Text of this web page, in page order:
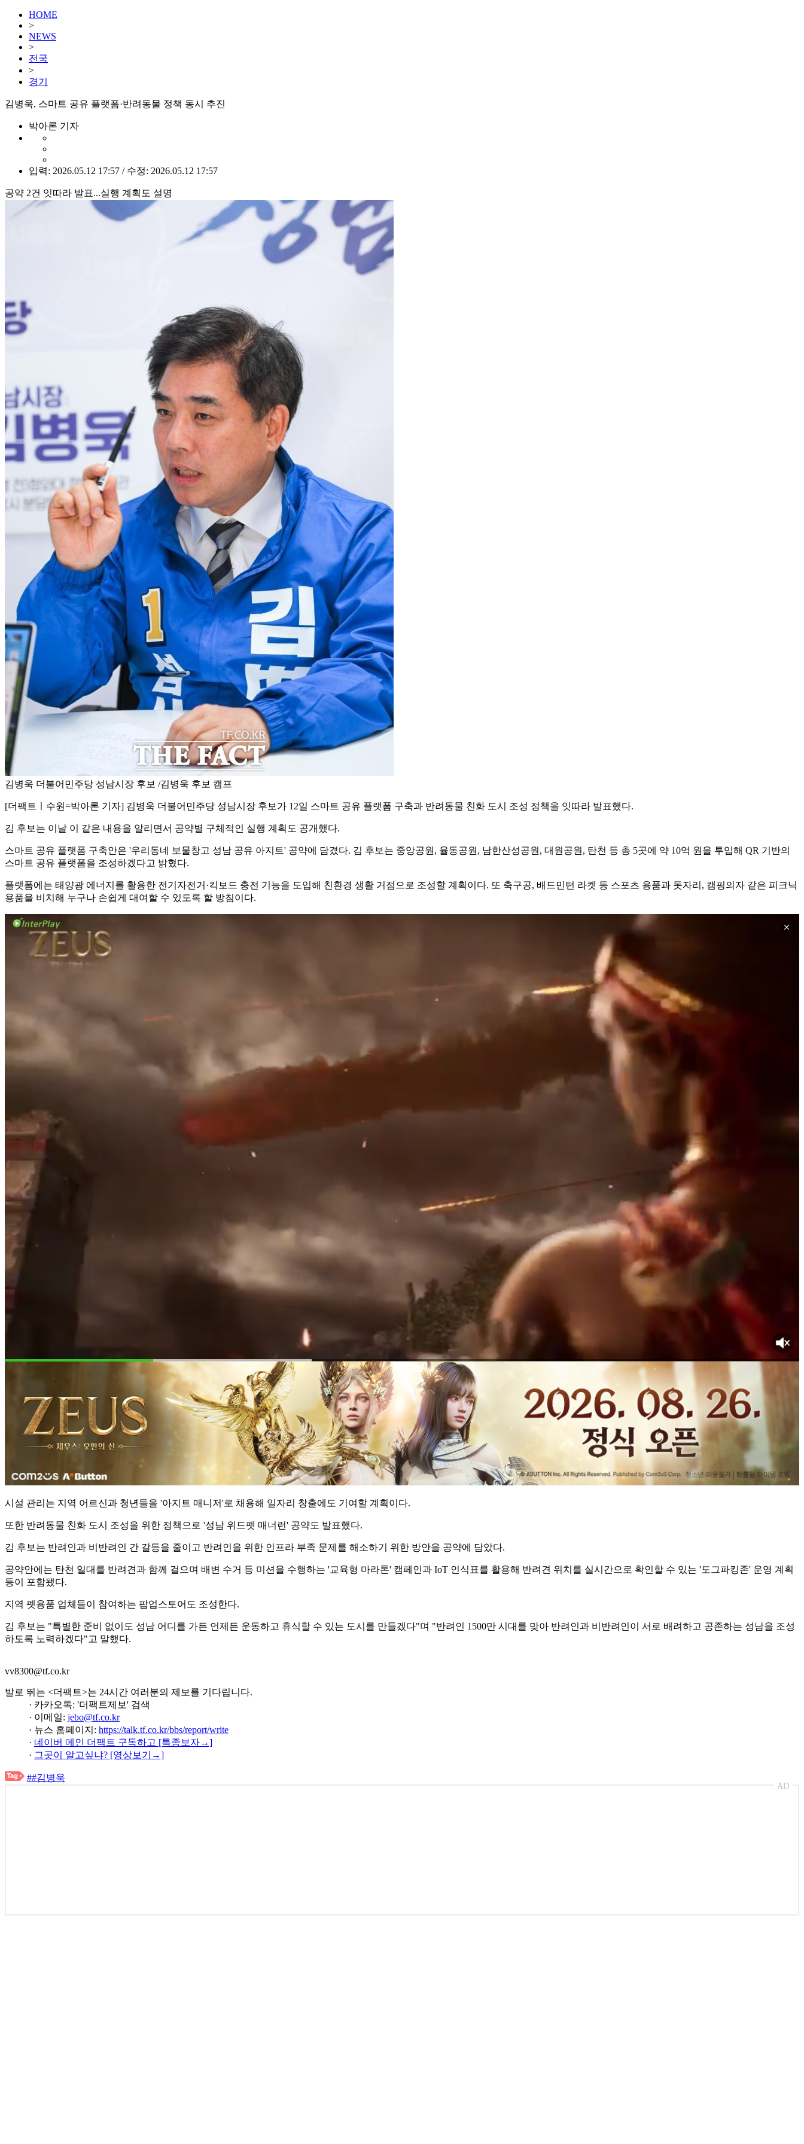
HOME
>
NEWS
>
전국
>
경기
김병욱, 스마트 공유 플랫폼·반려동물 정책 동시 추진
박아론 기자
입력: 2026.05.12 17:57 / 수정: 2026.05.12 17:57
공약 2건 잇따라 발표...실행 계획도 설명
김병욱 더불어민주당 성남시장 후보 /김병욱 후보 캠프
[더팩트ㅣ수원=박아론 기자] 김병욱 더불어민주당 성남시장 후보가 12일 스마트 공유 플랫폼 구축과 반려동물 친화 도시 조성 정책을 잇따라 발표했다.
김 후보는 이날 이 같은 내용을 알리면서 공약별 구체적인 실행 계획도 공개했다.
스마트 공유 플랫폼 구축안은 '우리동네 보물창고 성남 공유 아지트' 공약에 담겼다. 김 후보는 중앙공원, 율동공원, 남한산성공원, 대원공원, 탄천 등 총 5곳에 약 10억 원을 투입해 QR 기반의
스마트 공유 플랫폼을 조성하겠다고 밝혔다.
플랫폼에는 태양광 에너지를 활용한 전기자전거·킥보드 충전 기능을 도입해 친환경 생활 거점으로 조성할 계획이다. 또 축구공, 배드민턴 라켓 등 스포츠 용품과 돗자리, 캠핑의자 같은 피크닉
용품을 비치해 누구나 손쉽게 대여할 수 있도록 할 방침이다.
시설 관리는 지역 어르신과 청년들을 '아지트 매니저'로 채용해 일자리 창출에도 기여할 계획이다.
또한 반려동물 친화 도시 조성을 위한 정책으로 '성남 위드펫 매너런' 공약도 발표했다.
김 후보는 반려인과 비반려인 간 갈등을 줄이고 반려인을 위한 인프라 부족 문제를 해소하기 위한 방안을 공약에 담았다.
공약안에는 탄천 일대를 반려견과 함께 걸으며 배변 수거 등 미션을 수행하는 '교육형 마라톤' 캠페인과 IoT 인식표를 활용해 반려견 위치를 실시간으로 확인할 수 있는 '도그파킹존' 운영 계획
등이 포함됐다.
지역 펫용품 업체들이 참여하는 팝업스토어도 조성한다.
김 후보는 "특별한 준비 없이도 성남 어디를 가든 언제든 운동하고 휴식할 수 있는 도시를 만들겠다"며 "반려인 1500만 시대를 맞아 반려인과 비반려인이 서로 배려하고 공존하는 성남을 조성
하도록 노력하겠다"고 말했다.
vv8300@tf.co.kr
발로 뛰는 <더팩트>는 24시간 여러분의 제보를 기다립니다.
· 카카오톡: '더팩트제보' 검색
· 이메일: jebo@tf.co.kr
· 뉴스 홈페이지: https://talk.tf.co.kr/bbs/report/write
· 네이버 메인 더팩트 구독하고 [특종보자→]
· 그곳이 알고싶냐? [영상보기→]
##김병욱
AD